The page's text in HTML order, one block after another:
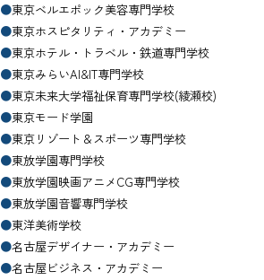
●東京ベルエポック美容専門学校
●東京ホスピタリティ・アカデミー
●東京ホテル・トラベル・鉄道専門学校
●東京みらいAI&IT専門学校
●東京未来大学福祉保育専門学校(綾瀬校)
●東京モード学園
●東京リゾート＆スポーツ専門学校
●東放学園専門学校
●東放学園映画アニメCG専門学校
●東放学園音響専門学校
●東洋美術学校
●名古屋デザイナー・アカデミー
●名古屋ビジネス・アカデミー